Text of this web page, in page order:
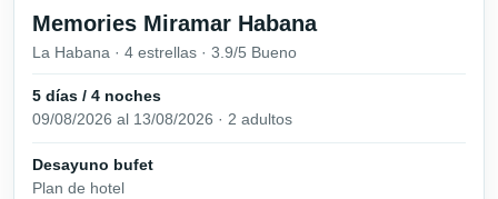
Memories Miramar Habana
La Habana · 4 estrellas · 3.9/5 Bueno
5 días / 4 noches
09/08/2026 al 13/08/2026 · 2 adultos
Desayuno bufet
Plan de hotel